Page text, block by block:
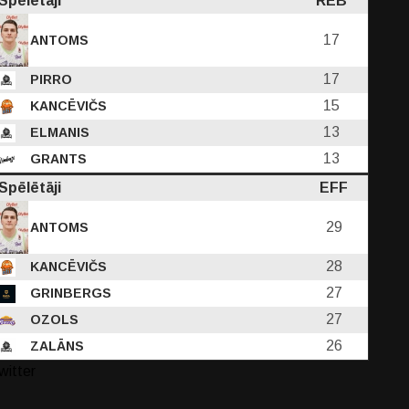
ANTOMS 17
PIRRO 17
KANCĒVIČS 15
ELMANIS 13
GRANTS
13
EFF
ANTOMS 29
KANCĒVIČS 28
GRINBERGS 27
OZOLS 27
ZALĀNS
26